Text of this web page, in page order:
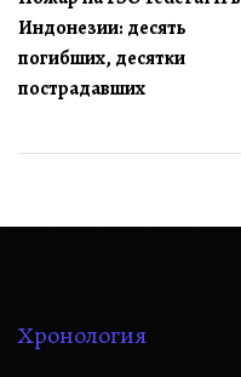
по
записям
Индонезии: десять
погибших, десятки
пострадавших
Хронология